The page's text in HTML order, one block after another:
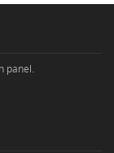
panel.